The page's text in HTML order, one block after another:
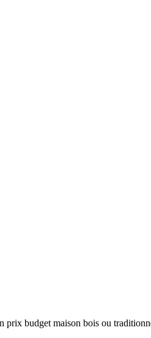
budget maison bois ou